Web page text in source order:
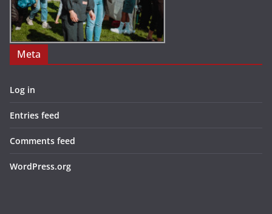
Meta
Log in
Entries feed
Comments feed
WordPress.org